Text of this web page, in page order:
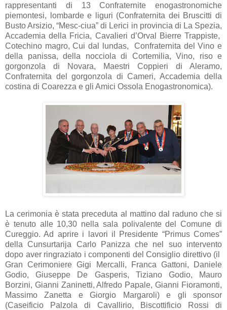
rappresentanti di 13 Confraternite enogastronomiche
piemontesi, lombarde e liguri (Confraternita dei Bruscitti di
Busto Arsizio, “Mesc-ciua” di Lerici in provincia di La Spezia,
Accademia della Fricia, Cavalieri d’Orval Bierre Trappiste,
Cotechino magro, Cui dal lundas, Confraternita del Vino e
della panissa, della nocciola di Cortemilia, Vino, riso e
gorgonzola di Novara, Maestri Coppieri di Aleramo,
Confraternita del gorgonzola di Cameri, Accademia della
costina di Coarezza e gli Amici Ossola Enogastronomica).
La cerimonia è stata preceduta al mattino dal raduno che si
è tenuto alle 10,30 nella sala polivalente del Comune di
Cureggio. Ad aprire i lavori il Presidente “Primus Comes”
della Cunsurtarija Carlo Panizza che nel suo intervento
dopo aver ringraziato i componenti del Consiglio direttivo (il
Gran Cerimoniere Gigi Mercalli, Franca Gattoni, Daniele
Godio, Giuseppe De Gasperis, Tiziano Godio, Mauro
Borzini, Gianni Zaninetti, Alfredo Papale, Gianni Fioramonti,
Massimo Zanetta e Giorgio Margaroli) e gli sponsor
(Caseificio Palzola di Cavallirio, Biscottificio Rossi di